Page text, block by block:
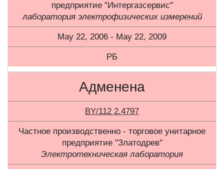
предприятие "Интергазсервис"
лаборатория электрофизических измерений
May 22, 2006 - May 22, 2009
РБ
Адменена
BY/112 2.4797
Частное производственно - торговое унитарное
предприятие "Златодрев"
Электротехническая лаборатория